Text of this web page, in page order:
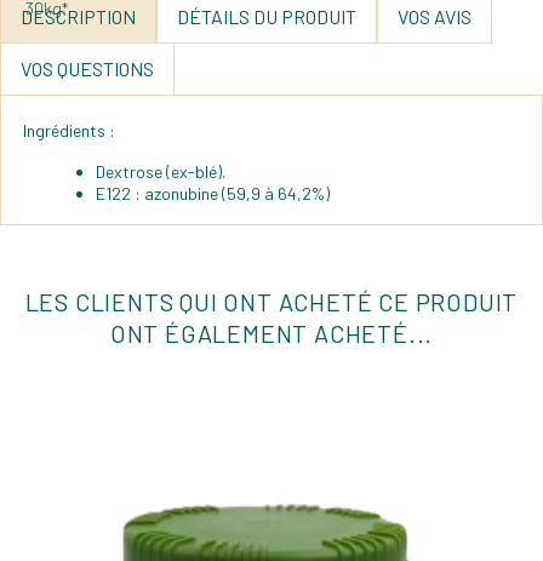
DESCRIPTION DÉTAILS DU PRODUIT VOS AVIS
VOS QUESTIONS
Ingrédients :
Dextrose (ex-blé).
E122 : azonubine (59,9 à 64,2%)
LES CLIENTS QUI ONT ACHETÉ CE PRODUIT
ONT ÉGALEMENT ACHETÉ...